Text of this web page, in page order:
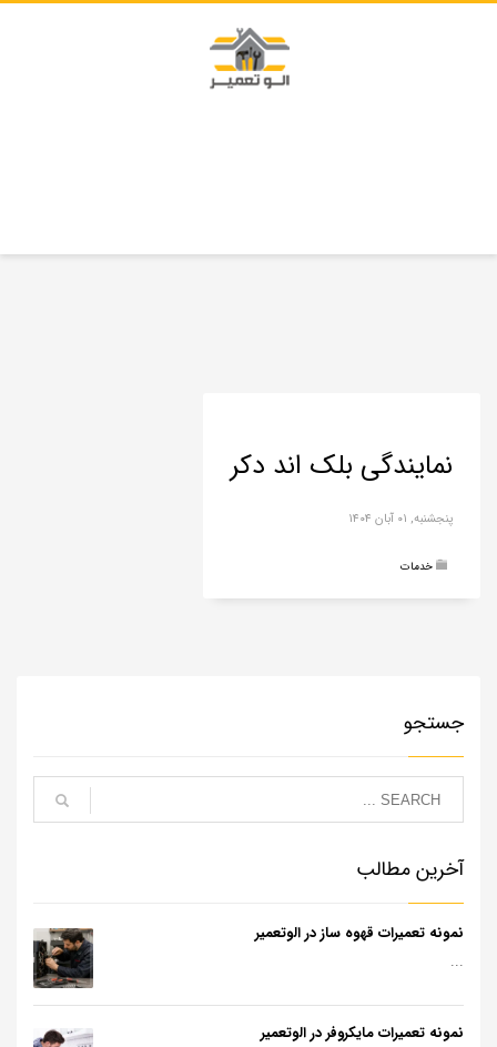
نمایندگی بلک اند دکر
پنجشنبه, ۰۱ آبان ۱۴۰۴
خدمات
جستجو
آخرین مطالب
نمونه تعمیرات قهوه ساز در الوتعمیر
...
نمونه تعمیرات مایکروفر در الوتعمیر